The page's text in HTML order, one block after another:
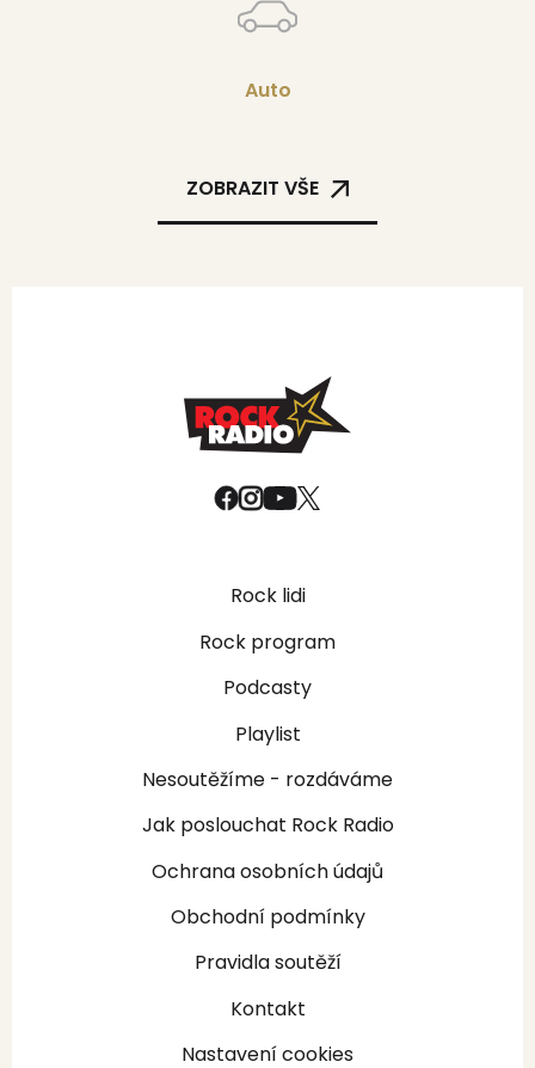
Auto
ZOBRAZIT VŠE
Rock lidi
Rock program
Podcasty
Playlist
Nesoutěžíme - rozdáváme
Jak poslouchat Rock Radio
Ochrana osobních údajů
Obchodní podmínky
Pravidla soutěží
Kontakt
Nastavení cookies